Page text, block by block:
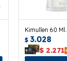
Kimullen 60 Ml.
$ 3.028
$ 2.271